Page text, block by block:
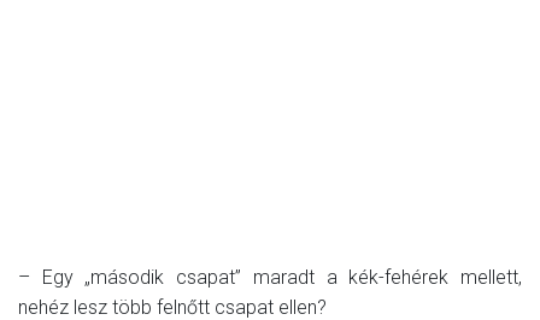
– Egy „második csapat” maradt a kék-fehérek mellett,
nehéz lesz több felnőtt csapat ellen?